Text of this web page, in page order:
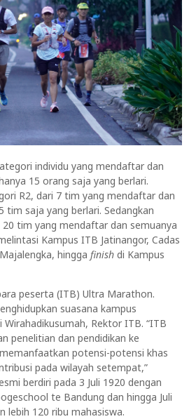
individu yang mendaftar dan
15 orang saja yang berlari.
R2, dari 7 tim yang mendaftar dan
tim saja yang berlari. Sedangkan
tim yang mendaftar dan semuanya
Kampus ITB Jatinangor, Cadas
hingga finish di Kampus
peserta (ITB) Ultra Marathon.
suasana kampus
Wirahadikusumah, Rektor ITB. “ITB
penelitian dan pendidikan ke
potensi-potensi khas
pada wilayah setempat,”
berdiri pada 3 Juli 1920 dengan
te Bandung dan hingga Juli
lebih 120 ribu mahasiswa.